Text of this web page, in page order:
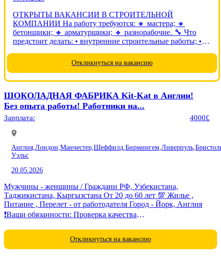
ОТКРЫТЫ ВАКАНСИИ В СТРОИТЕЛЬНОЙ
КОМПАНИИ На работу требуются: 🔸 мастера; 🔸
бетонщики; 🔸 арматурщики; 🔸 разнорабочие. 🔧 Что
предстоит делать: • внутренние строительные работы; •
Откликнуться на вакансию
ШОКОЛАДНАЯ ФАБРИКА Kit-Kat в Англии!
Без опыта работы! Работники на...
Зарплата: 4000£
Англия, Лондон, Манчестер, Шеффилд, Бирмингем, Ливерпуль,
Уэльс
20.05.2026
Мужчины - женщины / Граждани РФ, Узбекистана,
Таджикистана, Кыргызстана От 20 до 60 лет 💯 Жилье ,
Питание , Перелет - от работодателя Город - Йорк, Англия
❗️Ваши обязанности: Проверка качества
Откликнуться на вакансию